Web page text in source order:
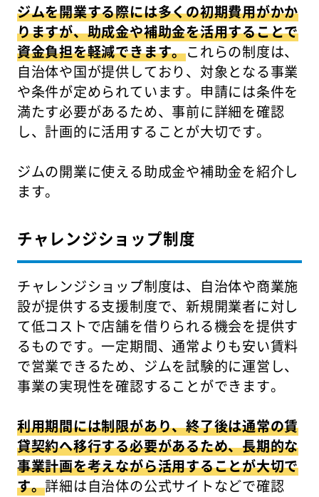
ジムを開業する際には多くの初期費用がかか
りますが、助成金や補助金を活用することで
資金負担を軽減できます。これらの制度は、
自治体や国が提供しており、対象となる事業
や条件が定められています。申請には条件を
満たす必要があるため、事前に詳細を確認
し、計画的に活用することが大切です。
ジムの開業に使える助成金や補助金を紹介し
ます。
チャレンジショップ制度
チャレンジショップ制度は、自治体や商業施
設が提供する支援制度で、新規開業者に対し
て低コストで店舗を借りられる機会を提供す
るものです。一定期間、通常よりも安い賃料
で営業できるため、ジムを試験的に運営し、
事業の実現性を確認することができます。
利用期間には制限があり、終了後は通常の賃
貸契約へ移行する必要があるため、長期的な
事業計画を考えながら活用することが大切で
す。詳細は自治体の公式サイトなどで確認